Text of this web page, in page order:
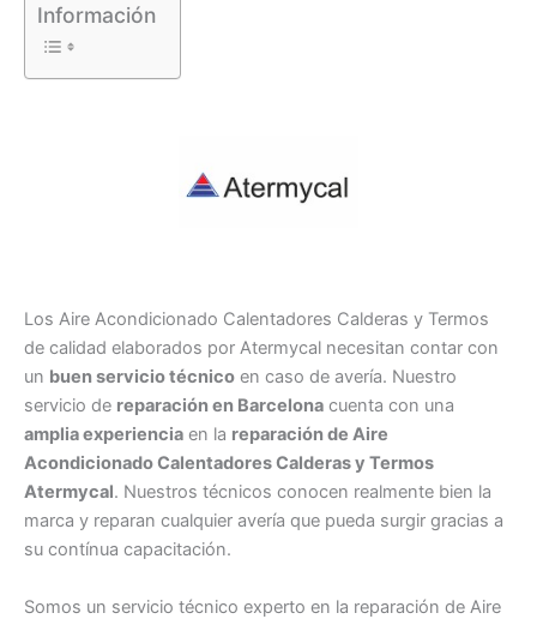
Información
Los Aire Acondicionado Calentadores Calderas y Termos
de calidad elaborados por Atermycal necesitan contar con
un buen servicio técnico en caso de avería. Nuestro
servicio de reparación en Barcelona cuenta con una
amplia experiencia en la reparación de Aire
Acondicionado Calentadores Calderas y Termos
Atermycal. Nuestros técnicos conocen realmente bien la
marca y reparan cualquier avería que pueda surgir gracias a
su contínua capacitación.
Somos un servicio técnico experto en la reparación de Aire